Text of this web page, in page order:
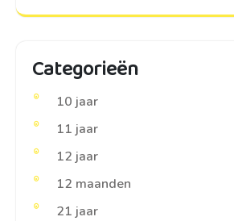
Categorieën
10 jaar
11 jaar
12 jaar
12 maanden
21 jaar